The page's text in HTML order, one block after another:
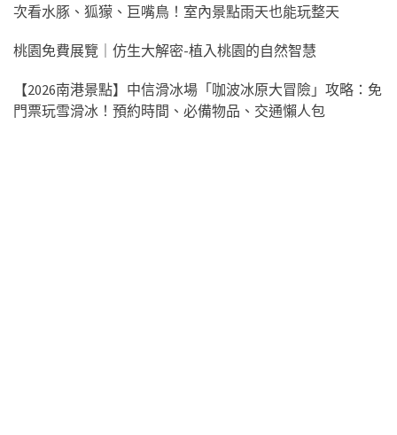
次看水豚、狐獴、巨嘴鳥！室內景點雨天也能玩整天
桃園免費展覽｜仿生大解密-植入桃園的自然智慧
【2026南港景點】中信滑冰場「咖波冰原大冒險」攻略：免
門票玩雪滑冰！預約時間、必備物品、交通懶人包